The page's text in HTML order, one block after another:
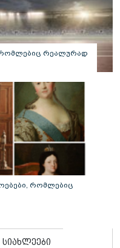
რომლებიც რეალურად
რომლებიც